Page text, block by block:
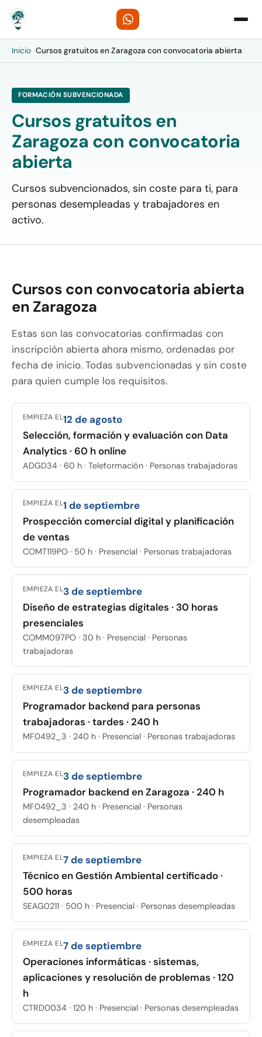
Inicio ›Cursos gratuitos en Zaragoza con convocatoria abierta
FORMACIÓN SUBVENCIONADA
Cursos gratuitos en
Zaragoza con convocatoria
abierta
Cursos subvencionados, sin coste para ti, para
personas desempleadas y trabajadores en
activo.
Cursos con convocatoria abierta
en Zaragoza
Estas son las convocatorias confirmadas con
inscripción abierta ahora mismo, ordenadas por
fecha de inicio. Todas subvencionadas y sin coste
para quien cumple los requisitos.
EMPIEZA EL12 de agosto
Selección, formación y evaluación con Data
Analytics · 60 h online
ADGD34 · 60 h · Teleformación · Personas trabajadoras
EMPIEZA EL1 de septiembre
Prospección comercial digital y planificación
de ventas
COMT119PO · 50 h · Presencial · Personas trabajadoras
EMPIEZA EL3 de septiembre
Diseño de estrategias digitales · 30 horas
presenciales
COMM097PO · 30 h · Presencial · Personas
trabajadoras
EMPIEZA EL3 de septiembre
Programador backend para personas
trabajadoras · tardes · 240 h
MF0492_3 · 240 h · Presencial · Personas trabajadoras
EMPIEZA EL3 de septiembre
Programador backend en Zaragoza · 240 h
MF0492_3 · 240 h · Presencial · Personas
desempleadas
EMPIEZA EL7 de septiembre
Técnico en Gestión Ambiental certificado ·
500 horas
SEAG0211 · 500 h · Presencial · Personas desempleadas
EMPIEZA EL7 de septiembre
Operaciones informáticas · sistemas,
aplicaciones y resolución de problemas · 120
h
CTRD0034 · 120 h · Presencial · Personas desempleadas